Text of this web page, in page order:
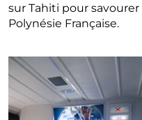
sur Tahiti pour
Polynésie Française.